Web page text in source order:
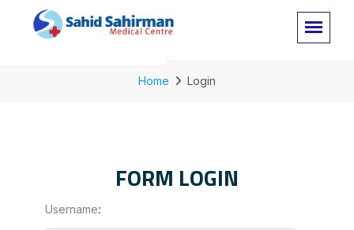
Home Login
FORM LOGIN
Username: